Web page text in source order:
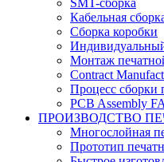
SMT-сборка
Кабельная
Сборка коробки
Монтаж
Contract
Процесс сборки
PCB Assembly
ПРОИЗВОДСТВО
Многослойная
Прототип